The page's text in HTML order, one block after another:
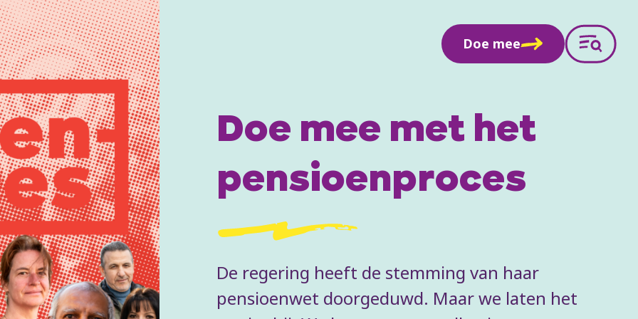
Doe mee
Doe mee met het
pensioenproces
De regering heeft de stemming van haar
pensioenwet doorgeduwd. Maar we laten het